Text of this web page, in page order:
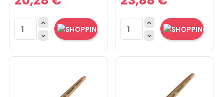



